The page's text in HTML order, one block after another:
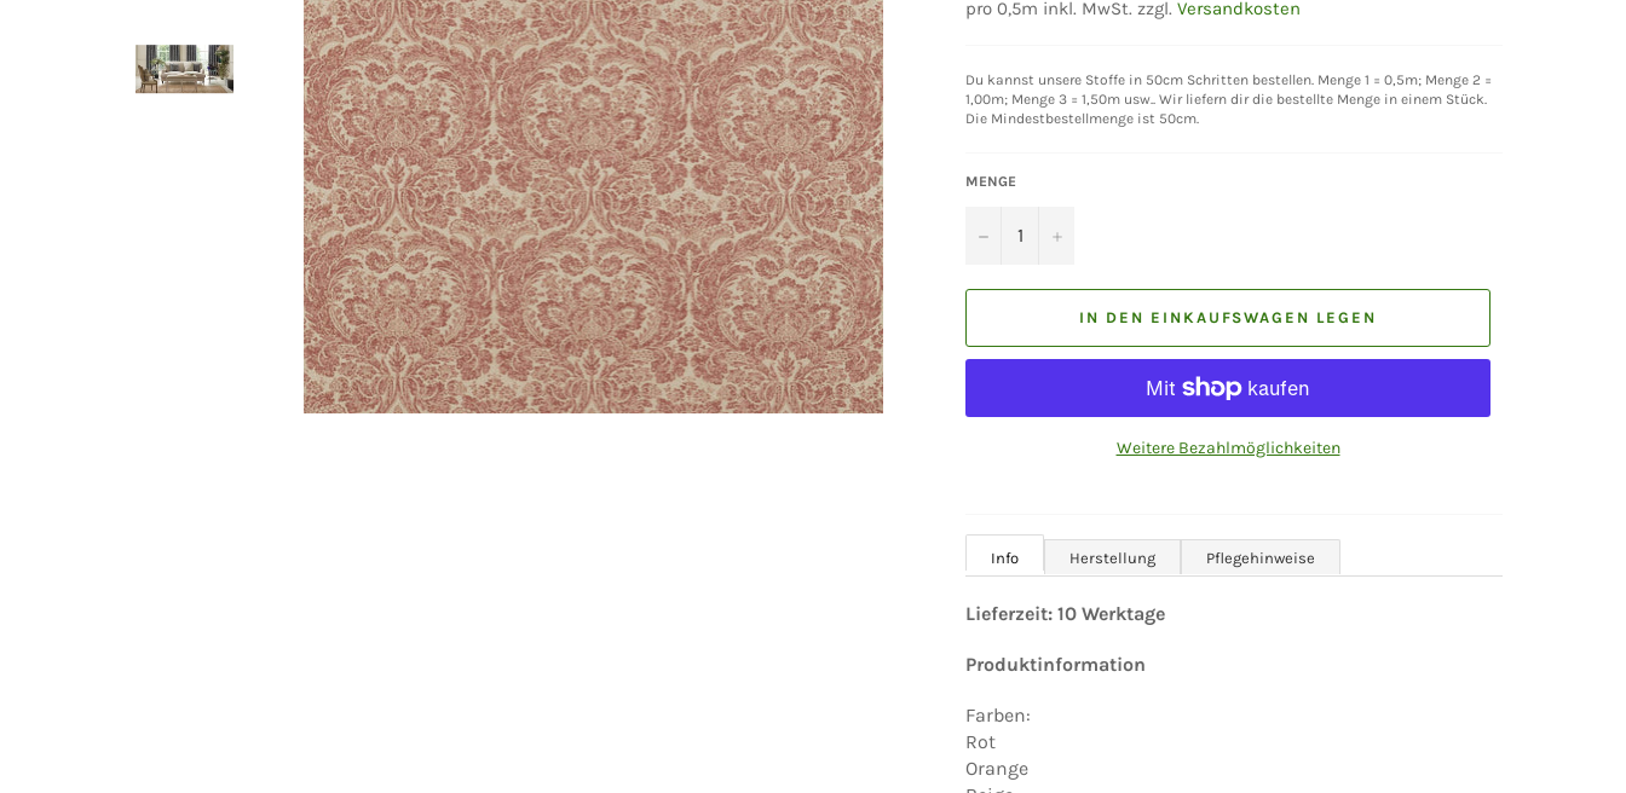
pro 0,5m inkl. MwSt. zzgl. Versandkosten
Du kannst unsere Stoffe in 50cm Schritten bestellen. Menge 1 = 0,5m; Menge 2 =
1,00m; Menge 3 = 1,50m usw.. Wir liefern dir die bestellte Menge in einem Stück.
Die Mindestbestellmenge ist 50cm.
MENGE
− +
IN DEN EINKAUFSWAGEN LEGEN
Weitere Bezahlmöglichkeiten
Info Herstellung Pflegehinweise
Lieferzeit: 10 Werktage
Produktinformation
Farben:
Rot
Orange